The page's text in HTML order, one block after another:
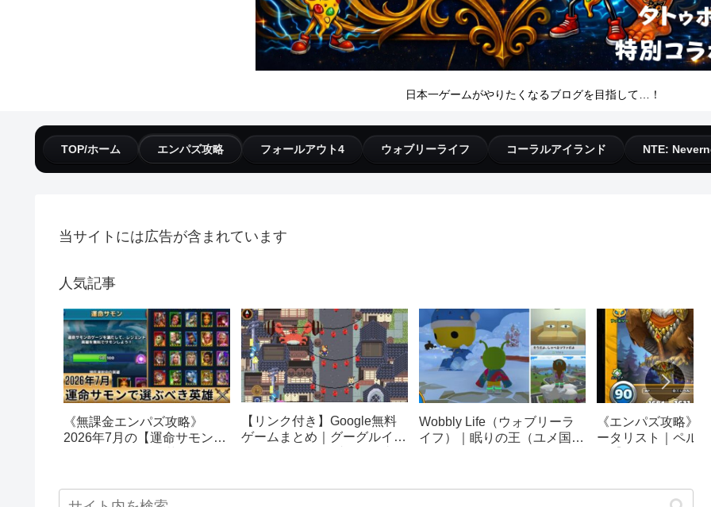
日本一ゲームがやりたくなるブログを目指して…！
TOP/ホーム エンパズ攻略 フォールアウト4 ウォブリーライフ コーラルアイランド NTE:
当サイトには広告が含まれています
人気記事
《無課金エンパズ攻略》
2026年7月の【運命サモン】
【リンク付き】Google無料
ゲームまとめ｜グーグルイー
Wobbly Life（ウォブリーラ
イフ）｜眠りの王（ユメ国の
《エンパズ攻略》
ータリスト｜ペルテ